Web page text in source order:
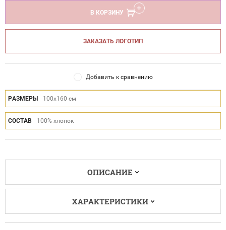
В КОРЗИНУ
ЗАКАЗАТЬ ЛОГОТИП
Добавить к сравнению
РАЗМЕРЫ 100x160 см
СОСТАВ 100% хлопок
ОПИСАНИЕ
ХАРАКТЕРИСТИКИ